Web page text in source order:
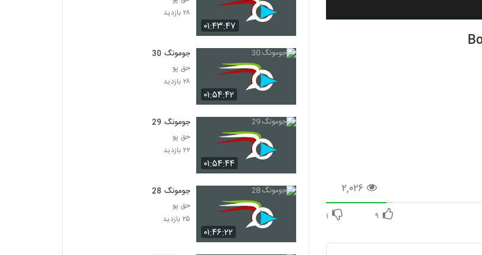
۲,۰۲۶
۹ ۱
۰۱:۴۳:۴۷
۲۸ بازدید
۰۱:۵۴:۴۲
جومونگ 30
حق پو
۲۸ بازدید
۰۱:۵۴:۴۴
جومونگ 29
حق پو
۲۲ بازدید
۰۱:۴۶:۲۲
جومونگ 28
حق پو
۲۵ بازدید